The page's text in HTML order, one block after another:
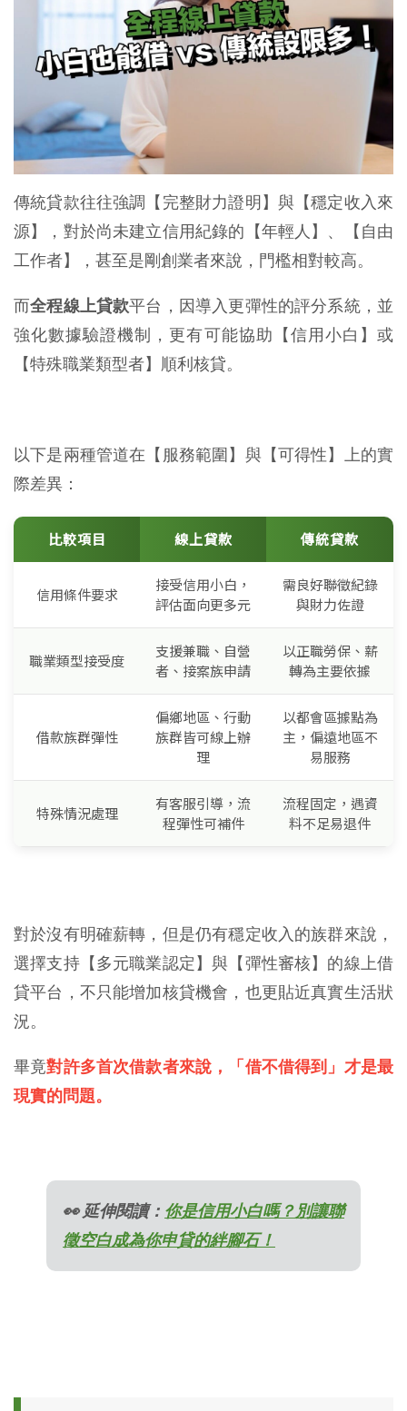
傳統貸款往往強調【完整財力證明】與【穩定收入來
源】，對於尚未建立信用紀錄的【年輕人】、【自由
工作者】，甚至是剛創業者來說，門檻相對較高。
而全程線上貸款平台，因導入更彈性的評分系統，並
強化數據驗證機制，更有可能協助【信用小白】或
【特殊職業類型者】順利核貸。
以下是兩種管道在【服務範圍】與【可得性】上的實
際差異：
比較項目 線上貸款 傳統貸款
信用條件要求
接受信用小白，
評估面向更多元
需良好聯徵紀錄
與財力佐證
職業類型接受度
支援兼職、自營
者、接案族申請
以正職勞保、薪
轉為主要依據
借款族群彈性
偏鄉地區、行動
族群皆可線上辦
理
以都會區據點為
主，偏遠地區不
易服務
特殊情況處理
有客服引導，流
程彈性可補件
流程固定，遇資
料不足易退件
對於沒有明確薪轉，但是仍有穩定收入的族群來說，
選擇支持【多元職業認定】與【彈性審核】的線上借
貸平台，不只能增加核貸機會，也更貼近真實生活狀
況。
畢竟對許多首次借款者來說，「借不借得到」才是最
現實的問題。
👀 延伸閱讀： 你是信用小白嗎？別讓聯
徵空白成為你申貸的絆腳石！